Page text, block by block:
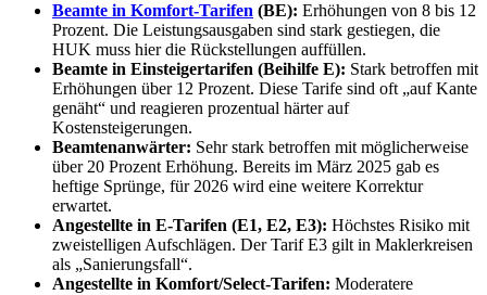
Beamte in Komfort-Tarifen (BE): Erhöhungen von 8 bis 12
Prozent. Die Leistungsausgaben sind stark gestiegen, die
HUK muss hier die Rückstellungen auffüllen.
Beamte in Einsteigertarifen (Beihilfe E): Stark betroffen mit
Erhöhungen über 12 Prozent. Diese Tarife sind oft „auf Kante
genäht“ und reagieren prozentual härter auf
Kostensteigerungen.
Beamtenanwärter: Sehr stark betroffen mit möglicherweise
über 20 Prozent Erhöhung. Bereits im März 2025 gab es
heftige Sprünge, für 2026 wird eine weitere Korrektur
erwartet.
Angestellte in E-Tarifen (E1, E2, E3): Höchstes Risiko mit
zweistelligen Aufschlägen. Der Tarif E3 gilt in Maklerkreisen
als „Sanierungsfall“.
Angestellte in Komfort/Select-Tarifen: Moderatere